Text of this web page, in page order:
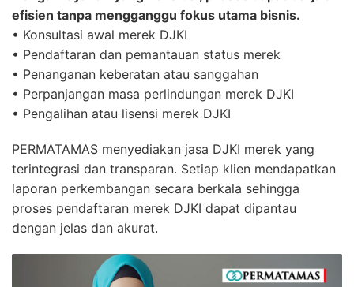
efisien tanpa mengganggu fokus utama bisnis.
• Konsultasi awal merek DJKI
• Pendaftaran dan pemantauan status merek
• Penanganan keberatan atau sanggahan
• Perpanjangan masa perlindungan merek DJKI
• Pengalihan atau lisensi merek DJKI
PERMATAMAS menyediakan jasa DJKI merek yang
terintegrasi dan transparan. Setiap klien mendapatkan
laporan perkembangan secara berkala sehingga
proses pendaftaran merek DJKI dapat dipantau
dengan jelas dan akurat.